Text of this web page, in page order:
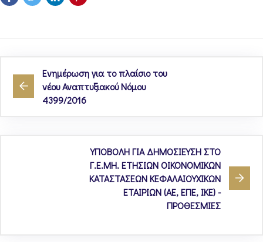
Ενημέρωση για το πλαίσιο του
νέου Αναπτυξιακού Νόμου
4399/2016
ΥΠΟΒΟΛΗ ΓΙΑ ΔΗΜΟΣΙΕΥΣΗ ΣΤΟ
Γ.Ε.ΜΗ. ΕΤΗΣΙΩΝ ΟΙΚΟΝΟΜΙΚΩΝ
ΚΑΤΑΣΤΑΣΕΩΝ ΚΕΦΑΛΑΙΟΥΧΙΚΩΝ
ΕΤΑΙΡΙΩΝ (ΑΕ, ΕΠΕ, ΙΚΕ) -
ΠΡΟΘΕΣΜΙΕΣ